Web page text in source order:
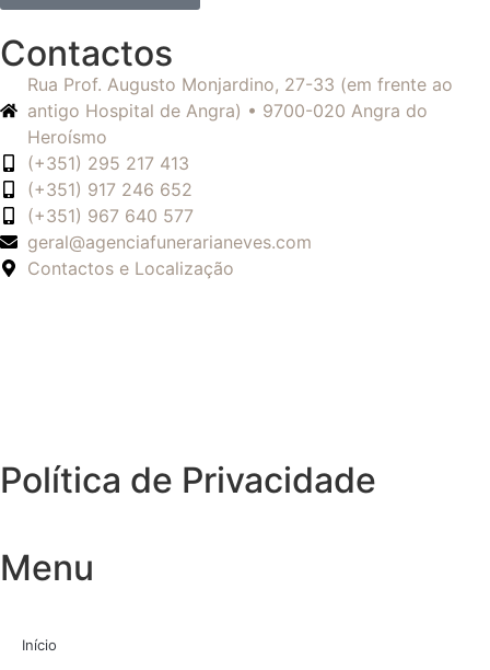
Contactos
Rua Prof. Augusto Monjardino, 27-33 (em frente ao
antigo Hospital de Angra) • 9700-020 Angra do
Heroísmo
(+351) 295 217 413
(+351) 917 246 652
(+351) 967 640 577
geral@agenciafunerarianeves.com
Contactos e Localização
Política de Privacidade
Menu
Início